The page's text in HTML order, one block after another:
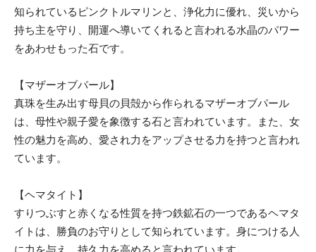
知られているピンクトルマリンと、浄化力に優れ、災いから
持ち主を守り、開運へ導いてくれると言われる水晶のパワー
をあわせもった石です。
【マザーオブパール】
真珠を生み出す母貝の貝殻から作られるマザーオブパール
は、母性や親子愛を象徴する石と言われています。また、女
性の魅力を高め、愛され力をアップさせる力を持つと言われ
ています。
【ヘマタイト】
すりつぶすと赤くなる性質を持つ鉄鉱石の一つであるヘマタ
イトは、勝負のお守りとして知られています。身につける人